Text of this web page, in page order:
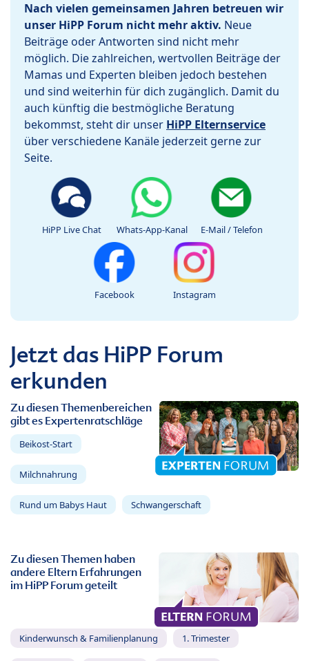
Nach vielen gemeinsamen Jahren betreuen wir
unser HiPP Forum nicht mehr aktiv. Neue
Beiträge oder Antworten sind nicht mehr
möglich. Die zahlreichen, wertvollen Beiträge der
Mamas und Experten bleiben jedoch bestehen
und sind weiterhin für dich zugänglich. Damit du
auch künftig die bestmögliche Beratung
bekommst, steht dir unser HiPP Elternservice
über verschiedene Kanäle jederzeit gerne zur
Seite.
HiPP Live Chat Whats-App-Kanal E-Mail / Telefon
Facebook Instagram
Jetzt das HiPP Forum
erkunden
Zu diesen Themenbereichen
gibt es Expertenratschläge
Beikost-Start
Milchnahrung
Rund um Babys Haut Schwangerschaft
Zu diesen Themen haben
andere Eltern Erfahrungen
im HiPP Forum geteilt
Kinderwunsch & Familienplanung 1. Trimester